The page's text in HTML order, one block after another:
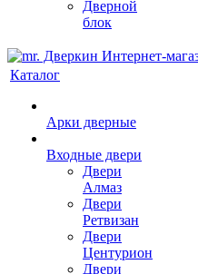
Дверной
блок
Каталог
Арки дверные
Входные двери
Двери
Алмаз
Двери
Ретвизан
Двери
Центурион
Двери